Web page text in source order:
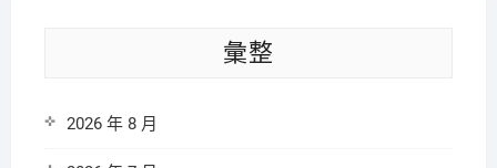
彙整
2026 年 8 月